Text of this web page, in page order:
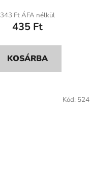
343 Ft ÁFA nélkül
435 Ft
KOSÁRBA
Kód: 524